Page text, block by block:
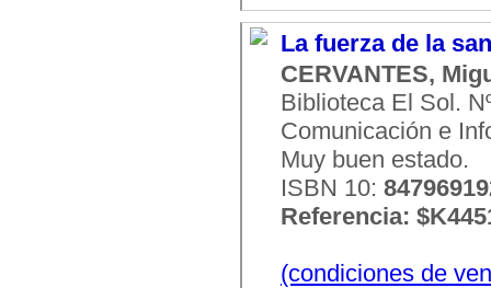
La fuerza de la
CERVANTES,
Biblioteca El Sol.
Comunicación e
Muy buen estado.
ISBN 10:
Referencia:
(condiciones de